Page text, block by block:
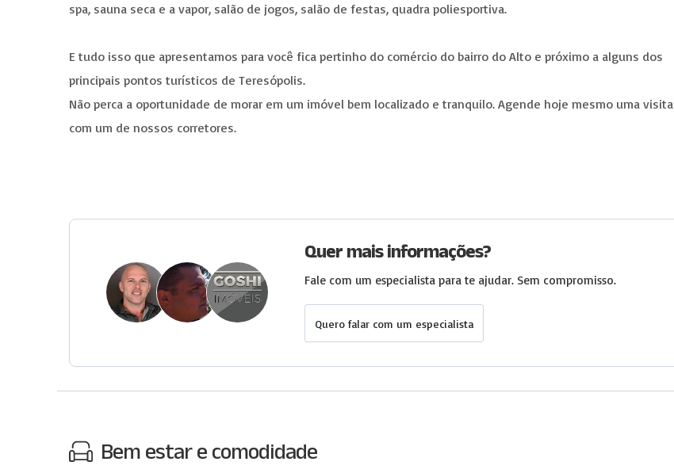
spa, sauna seca e a vapor, salão de jogos, salão de festas, quadra poliesportiva.
E tudo isso que apresentamos para você fica pertinho do comércio do bairro do Alto e próximo a alguns dos
principais pontos turísticos de Teresópolis.
Não perca a oportunidade de morar em um imóvel bem localizado e tranquilo. Agende hoje mesmo uma visita
com um de nossos corretores.
Quer mais informações?
Fale com um especialista para te ajudar. Sem compromisso.
Quero falar com um especialista
Bem estar e comodidade